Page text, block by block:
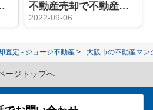
意点を解説 不動産売却で不動産会社に支払う仲介手数料とは？計算方法や相場なども解説
2022-09-06
査定 - ジョージ不動産 大阪市の不動産マン
ージトップへ